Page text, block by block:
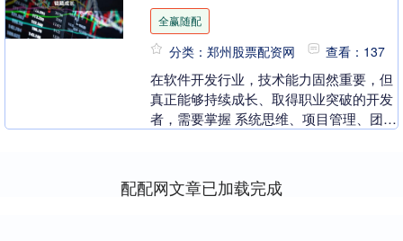
全赢随配
分类：郑州股票配资网 查看：137
在软件开发行业，技术能力固然重要，但
真正能够持续成长、取得职业突破的开发
者，需要掌握 系统思维、项目管理、团队
配配网文章已加载完成